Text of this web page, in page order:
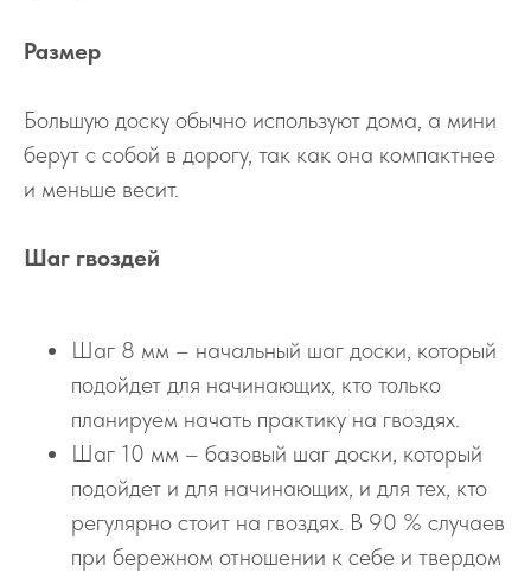
Размер
Большую доску обычно используют дома, а мини
берут с собой в дорогу, так как она компактнее
и меньше весит.
Шаг гвоздей
Шаг 8 мм – начальный шаг доски, который
подойдет для начинающих, кто только
планируем начать практику на гвоздях.
Шаг 10 мм – базовый шаг доски, который
подойдет и для начинающих, и для тех, кто
регулярно стоит на гвоздях. В 90 % случаев
при бережном отношении к себе и твердом